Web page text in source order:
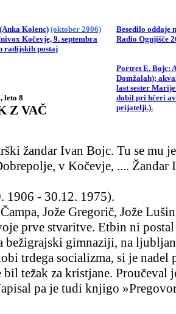
Kolenc) (oktober 2006)
Kočevje, 9. septembra
radijskih postaj
Besedilo oddaje
Radio Ognjišče
, leto 8
Z VAČ
Portret E. Bojc:
Domžalah);
last sester
dobil pri hčeri
prijatelji.).
žandar Ivan Bojc. Tu se mu
v Kočevje, .... Žandar
1906 - 30.12. 1975).
Jože Gregorič, Jože
prve stvaritve. Etbin ni
gimnaziji, na
trdega socializma, si je nadel
težak za kristjane. Proučeval
pa je tudi knjigo